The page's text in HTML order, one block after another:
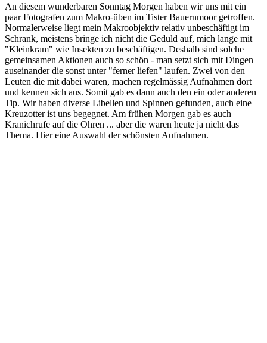
An diesem wunderbaren Sonntag Morgen haben wir uns mit ein
paar Fotografen zum Makro-üben im Tister Bauernmoor getroffen.
Normalerweise liegt mein Makroobjektiv relativ unbeschäftigt im
Schrank, meistens bringe ich nicht die Geduld auf, mich lange mit
"Kleinkram" wie Insekten zu beschäftigen. Deshalb sind solche
gemeinsamen Aktionen auch so schön - man setzt sich mit Dingen
auseinander die sonst unter "ferner liefen" laufen. Zwei von den
Leuten die mit dabei waren, machen regelmässig Aufnahmen dort
und kennen sich aus. Somit gab es dann auch den ein oder anderen
Tip. Wir haben diverse Libellen und Spinnen gefunden, auch eine
Kreuzotter ist uns begegnet. Am frühen Morgen gab es auch
Kranichrufe auf die Ohren ... aber die waren heute ja nicht das
Thema. Hier eine Auswahl der schönsten Aufnahmen.